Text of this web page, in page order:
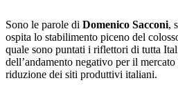
Sono le parole di Domenico Sacconi,
ospita lo stabilimento piceno del
quale sono puntati i riflettori di tutta
dell’andamento negativo per il
riduzione dei siti produttivi italiani.